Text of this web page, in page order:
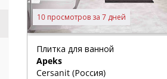
10 просмотров за 7 дней
Плитка для ванной
Apeks
Cersanit (Россия)